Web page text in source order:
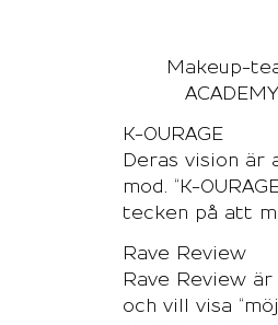
Makeup-
ACADEMY
K-OURAGE
Deras vision
mod. “K-
tecken på att
Rave Review
Rave Review
och vill visa